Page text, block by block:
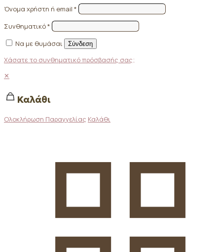
Όνομα χρήστη ή email *
Συνθηματικό*
Να με θυμάσαι
Σύνδεση
Χάσατε το συνθηματικό πρόσβασής σας;
✕
Καλάθι
Ολοκλήρωση Παραγγελίας Καλάθι